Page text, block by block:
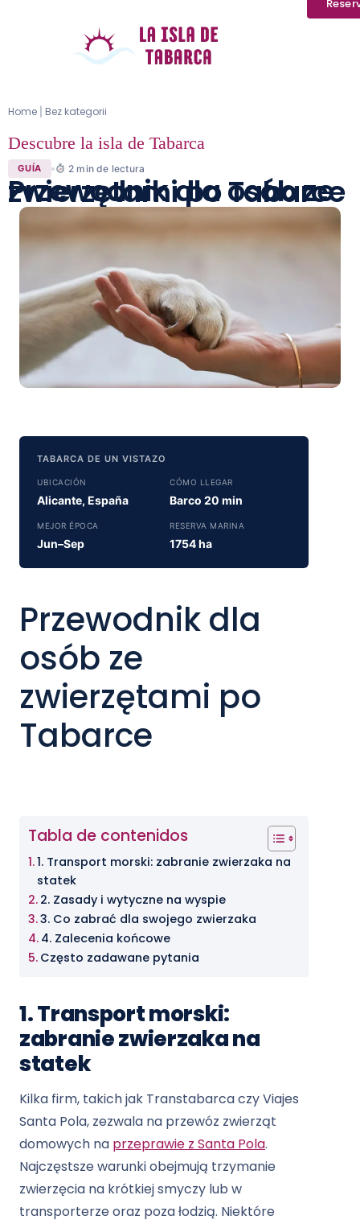
Home Bez kategorii
Descubre la isla de Tabarca
GUÍA 2 min de lectura
Przewodnik dla osób ze zwierzętami po Tabarce
TABARCA DE UN VISTAZO
UBICACIÓN
Alicante, España
CÓMO LLEGAR
Barco 20 min
MEJOR ÉPOCA
Jun–Sep
RESERVA MARINA
1754 ha
Przewodnik dla
osób ze
zwierzętami po
Tabarce
Tabla de contenidos
1. Transport morski: zabranie zwierzaka na
statek
2. Zasady i wytyczne na wyspie
3. Co zabrać dla swojego zwierzaka
4. Zalecenia końcowe
Często zadawane pytania
1. Transport morski:
zabranie zwierzaka na
statek
Kilka firm, takich jak Transtabarca czy Viajes
Santa Pola, zezwala na przewóz zwierząt
domowych na przeprawie z Santa Pola.
Najczęstsze warunki obejmują trzymanie
zwierzęcia na krótkiej smyczy lub w
transporterze oraz poza łodzią. Niektóre